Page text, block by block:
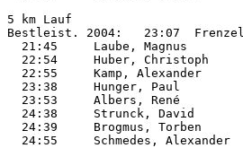
5 km Lauf
Bestleist. 2004:   23:07
21:45     Laube, Magnus
22:54     Huber, Christoph
22:55     Kamp, Alexander
23:38     Hunger, Paul
23:53     Albers, René
24:38     Strunck, David
24:39     Brogmus, Torben
24:55     Schmedes, Alexander